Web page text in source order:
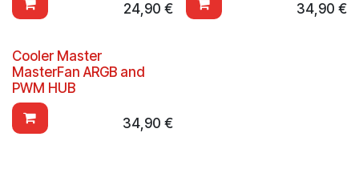
24,90 € 34,90 €
Cooler Master
MasterFan ARGB and
PWM HUB
34,90 €